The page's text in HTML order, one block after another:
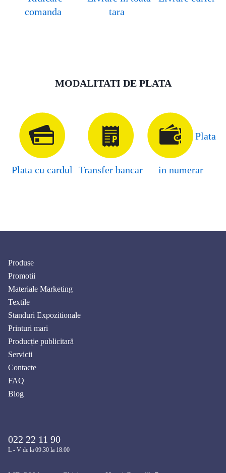
comanda
tara
MODALITATI DE PLATA
Plata cu cardul Transfer bancar
Plata
in numerar
Produse
Promotii
Materiale Marketing
Textile
Standuri Expozitionale
Printuri mari
Producție publicitară
Servicii
Contacte
FAQ
Blog
022 22 11 90
L - V de la 09:30 la 18:00